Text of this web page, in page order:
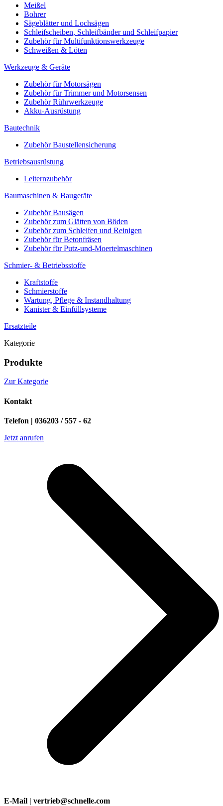
Meißel
Bohrer
Sägeblätter und Lochsägen
Schleifscheiben, Schleifbänder und Schleifpapier
Zubehör für Multifunktionswerkzeuge
Schweißen & Löten
Werkzeuge & Geräte
Zubehör für Motorsägen
Zubehör für Trimmer und Motorsensen
Zubehör Rührwerkzeuge
Akku-Ausrüstung
Bautechnik
Zubehör Baustellensicherung
Betriebsausrüstung
Leiternzubehör
Baumaschinen & Baugeräte
Zubehör Bausägen
Zubehör zum Glätten von Böden
Zubehör zum Schleifen und Reinigen
Zubehör für Betonfräsen
Zubehör für Putz-und-Moertelmaschinen
Schmier- & Betriebsstoffe
Kraftstoffe
Schmierstoffe
Wartung, Pflege & Instandhaltung
Kanister & Einfüllsysteme
Ersatzteile
Kategorie
Produkte
Zur Kategorie
Kontakt
Telefon | 036203 / 557 - 62
Jetzt anrufen
E-Mail | vertrieb@schnelle.com